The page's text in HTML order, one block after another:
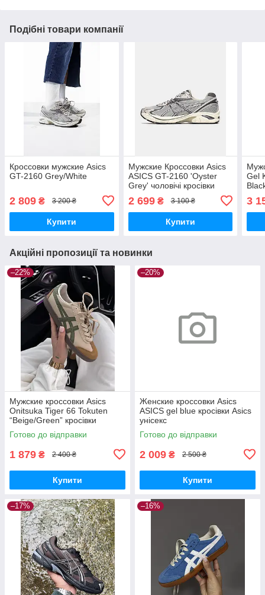
Подібні товари компанії
Кроссовки мужские Asics
GT-2160 Grey/White
2 809 ₴ 3 200 ₴
Купити
Мужские Кроссовки Asics
ASICS GT-2160 'Oyster
Grey' чоловічі кросівки
2 699₴ 3 100 ₴
Купити
Gel
3
Акційні пропозиції та новинки
–22%
Мужские кроссовки Asics
Onitsuka Tiger 66 Tokuten
“Beige/Green” кросівки
чоловічі Asics
Готово до відправки
1 879 ₴ 2 400 ₴
Купити
–20%
Женские кроссовки Asics
ASICS gel blue кросівки Asics
унісекс
Готово до відправки
2 009 ₴ 2 500 ₴
Купити
–17% –16%